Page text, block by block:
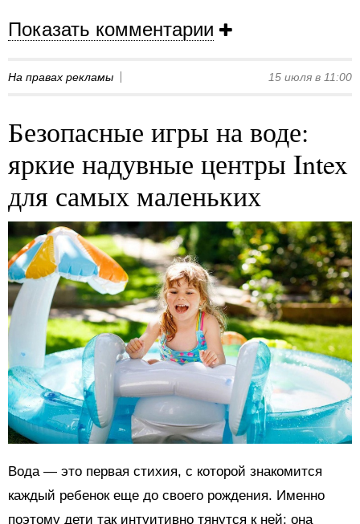
Показать комментарии
На правах рекламы 15 июля в 11:00
Безопасные игры на воде:
яркие надувные центры Intex
для самых маленьких
Вода — это первая стихия, с которой знакомится
каждый ребенок еще до своего рождения. Именно
поэтому дети так интуитивно тянутся к ней: она